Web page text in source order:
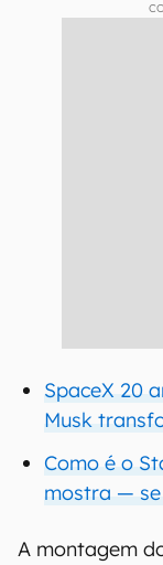
SpaceX 20
Musk
Como é o
mostra —
A montagem